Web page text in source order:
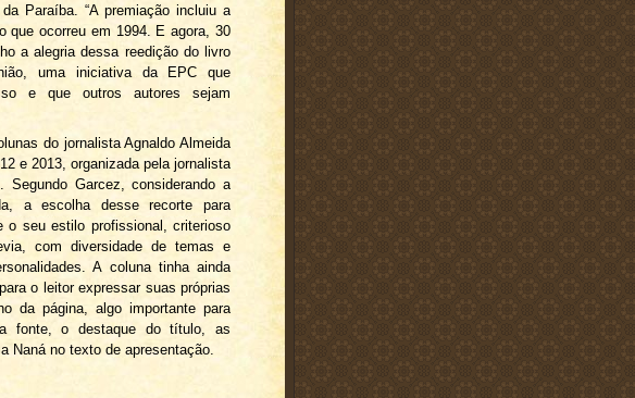
Paraíba. “A premiação incluiu a
que ocorreu em 1994. E agora, 30
a alegria dessa reedição do livro
uma iniciativa da EPC que
e que outros autores sejam
do jornalista Agnaldo Almeida
e 2013, organizada pela jornalista
Segundo Garcez, considerando a
a escolha desse recorte para
o seu estilo profissional, criterioso
com diversidade de temas e
A coluna tinha ainda
o leitor expressar suas próprias
da página, algo importante para
fonte, o destaque do título, as
Naná no texto de apresentação.